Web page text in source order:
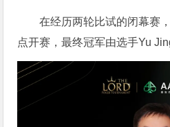
在经历两轮比试的闭幕赛
点开赛，最终冠军由选手Yu